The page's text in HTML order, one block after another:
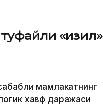
«қизил»
мамлакатнинг
хавф даражаси